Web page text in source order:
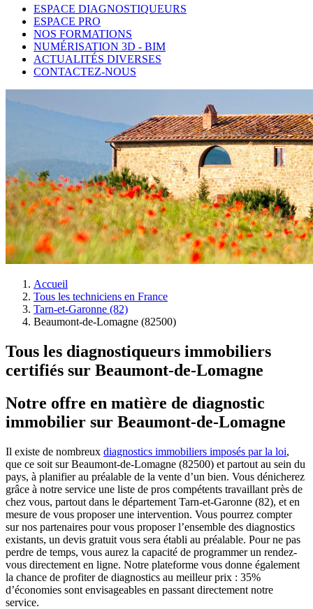
ESPACE DIAGNOSTIQUEURS
ESPACE PRO
NOS FORMATIONS
NUMÉRISATION 3D - BIM
ACTUALITÉS DIVERSES
CONTACTEZ-NOUS
Accueil
Tous les techniciens en France
Tarn-et-Garonne (82)
Beaumont-de-Lomagne (82500)
Tous les diagnostiqueurs immobiliers
certifiés sur Beaumont-de-Lomagne
Notre offre en matière de diagnostic
immobilier sur Beaumont-de-Lomagne
Il existe de nombreux diagnostics immobiliers imposés par la loi,
que ce soit sur Beaumont-de-Lomagne (82500) et partout au sein du
pays, à planifier au préalable de la vente d’un bien. Vous dénicherez
grâce à notre service une liste de pros compétents travaillant près de
chez vous, partout dans le département Tarn-et-Garonne (82), et en
mesure de vous proposer une intervention. Vous pourrez compter
sur nos partenaires pour vous proposer l’ensemble des diagnostics
existants, un devis gratuit vous sera établi au préalable. Pour ne pas
perdre de temps, vous aurez la capacité de programmer un rendez-
vous directement en ligne. Notre plateforme vous donne également
la chance de profiter de diagnostics au meilleur prix : 35%
d’économies sont envisageables en passant directement notre
service.